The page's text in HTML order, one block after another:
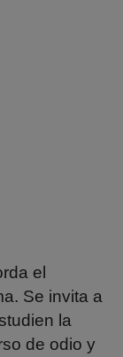
el
Se invita a
la
de odio y